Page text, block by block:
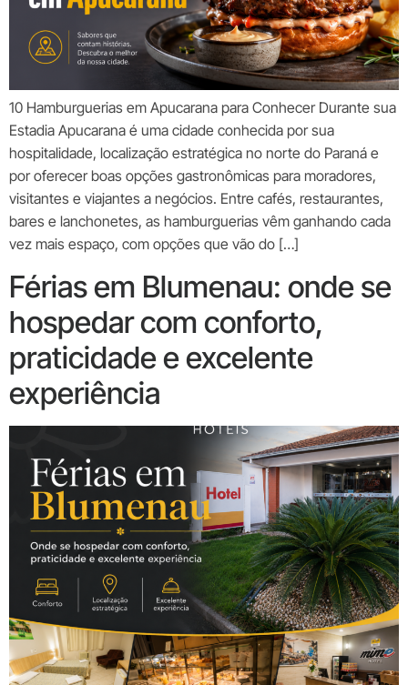
10 Hamburguerias em Apucarana para Conhecer Durante sua
Estadia Apucarana é uma cidade conhecida por sua
hospitalidade, localização estratégica no norte do Paraná e
por oferecer boas opções gastronômicas para moradores,
visitantes e viajantes a negócios. Entre cafés, restaurantes,
bares e lanchonetes, as hamburguerias vêm ganhando cada
vez mais espaço, com opções que vão do […]
Férias em Blumenau: onde se
hospedar com conforto,
praticidade e excelente
experiência